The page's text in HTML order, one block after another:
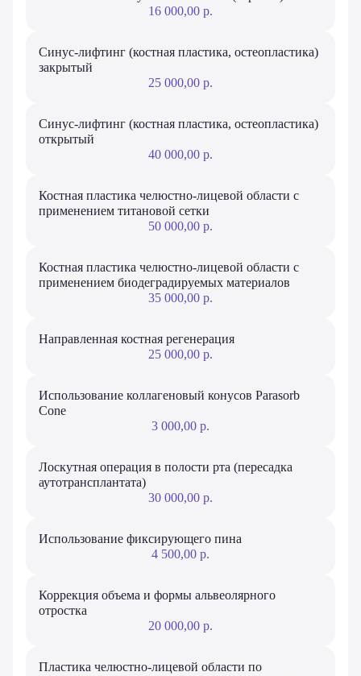
16 000,00 р.
Синус-лифтинг (костная пластика, остеопластика)
закрытый
25 000,00 р.
Синус-лифтинг (костная пластика, остеопластика)
открытый
40 000,00 р.
Костная пластика челюстно-лицевой области с
применением титановой сетки
50 000,00 р.
Костная пластика челюстно-лицевой области с
применением биодеградируемых материалов
35 000,00 р.
Направленная костная регенерация
25 000,00 р.
Использование коллагеновый конусов Parasorb
Cone
3 000,00 р.
Лоскутная операция в полости рта (пересадка
аутотрансплантата)
30 000,00 р.
Использование фиксирующего пина
4 500,00 р.
Коррекция объема и формы альвеолярного
отростка
20 000,00 р.
Пластика челюстно-лицевой области по